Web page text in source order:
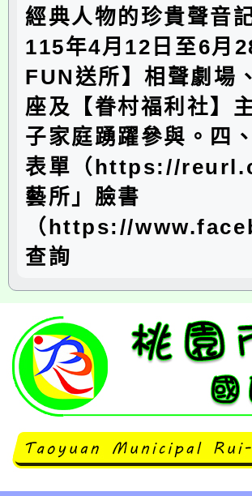
經典人物的珍貴聲音
115年4月12日至6月
FUN送所】相聲劇場
座及【眷村福利社】
子家庭踴躍參與。四
表單（https://
藝所」臉書
（https://
查詢